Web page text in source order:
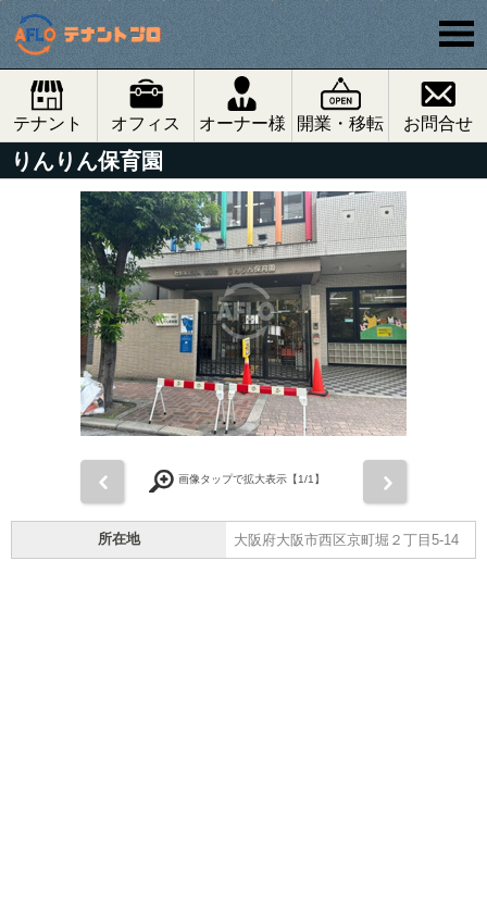
テナント オフィス オーナー様 開業・移転 お問合せ
りんりん保育園
画像タップで拡大表示【1/1】
所在地 大阪府大阪市西区京町堀２丁目5-14